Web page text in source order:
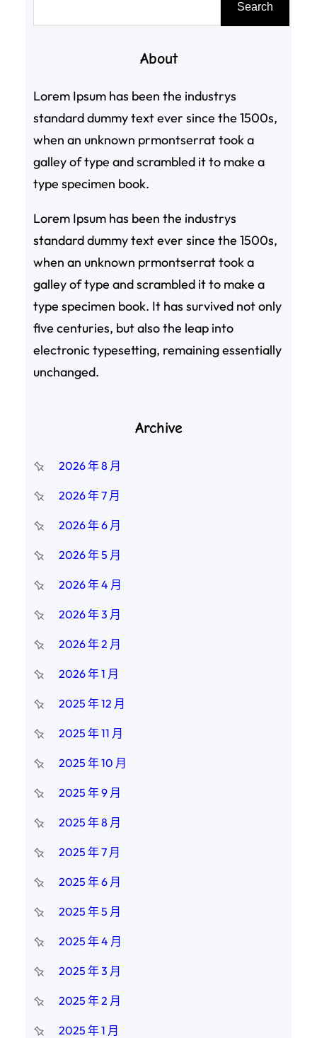
Search
About
Lorem Ipsum has been the industrys
standard dummy text ever since the 1500s,
when an unknown prmontserrat took a
galley of type and scrambled it to make a
type specimen book.
Lorem Ipsum has been the industrys
standard dummy text ever since the 1500s,
when an unknown prmontserrat took a
galley of type and scrambled it to make a
type specimen book. It has survived not only
five centuries, but also the leap into
electronic typesetting, remaining essentially
unchanged.
Archive
2026 年 8 月
2026 年 7 月
2026 年 6 月
2026 年 5 月
2026 年 4 月
2026 年 3 月
2026 年 2 月
2026 年 1 月
2025 年 12 月
2025 年 11 月
2025 年 10 月
2025 年 9 月
2025 年 8 月
2025 年 7 月
2025 年 6 月
2025 年 5 月
2025 年 4 月
2025 年 3 月
2025 年 2 月
2025 年 1 月